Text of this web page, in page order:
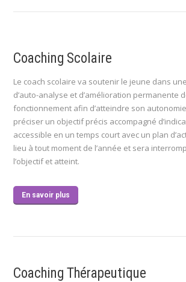
Coaching Scolaire
Le coach scolaire va soutenir le jeune dans
d’auto-analyse et d’amélioration permanente
fonctionnement afin d’atteindre son
préciser un objectif précis accompagné
accessible en un temps court avec un plan
lieu à tout moment de l’année et sera
l’objectif et atteint.
En savoir plus
Coaching Thérapeutique